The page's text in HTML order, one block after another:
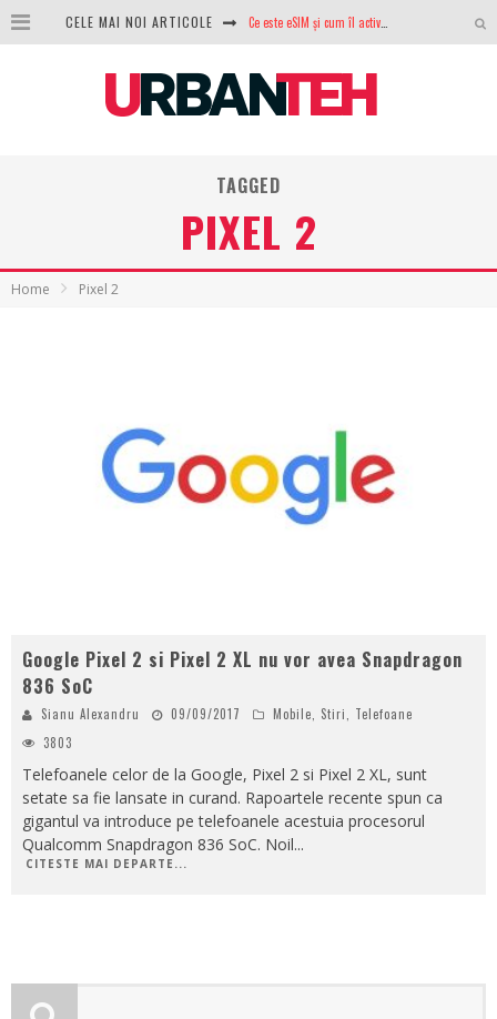
CELE MAI NOI ARTICOLE Ce este eSIM și cum îl activezi pe telefon? Ghid complet pentru Android și iPhone
TAGGED
PIXEL 2
Home Pixel 2
Google Pixel 2 si Pixel 2 XL nu vor avea Snapdragon
836 SoC
Sianu Alexandru 09/09/2017 Mobile, Stiri, Telefoane
3803
Telefoanele celor de la Google, Pixel 2 si Pixel 2 XL, sunt
setate sa fie lansate in curand. Rapoartele recente spun ca
gigantul va introduce pe telefoanele acestuia procesorul
Qualcomm Snapdragon 836 SoC. Noil...
CITESTE MAI DEPARTE...